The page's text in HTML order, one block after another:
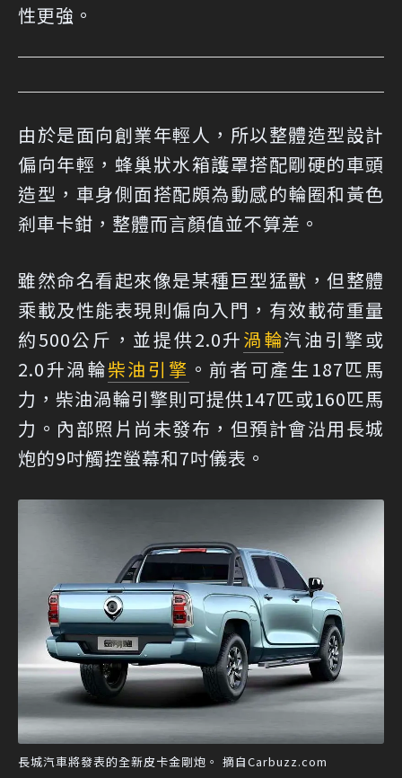
性更強。
由於是面向創業年輕人，所以整體造型設計
偏向年輕，蜂巢狀水箱護罩搭配剛硬的車頭
造型，車身側面搭配頗為動感的輪圈和黃色
剎車卡鉗，整體而言顏值並不算差。
雖然命名看起來像是某種巨型猛獸，但整體
乘載及性能表現則偏向入門，有效載荷重量
約500公斤，並提供2.0升渦輪汽油引擎或
2.0升渦輪柴油引擎 。前者可產生187匹馬
力，柴油渦輪引擎則可提供147匹或160匹馬
力。內部照片尚未發布，但預計會沿用長城
炮的9吋觸控螢幕和7吋儀表。
長城汽車將發表的全新皮卡金剛炮。 摘自Carbuzz.com